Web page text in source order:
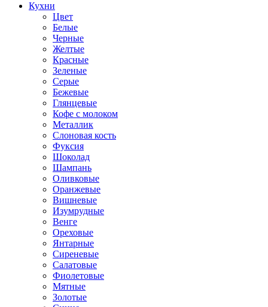
Кухни
Цвет
Белые
Черные
Желтые
Красные
Зеленые
Серые
Бежевые
Глянцевые
Кофе с молоком
Металлик
Слоновая кость
Фуксия
Шоколад
Шампань
Оливковые
Оранжевые
Вишневые
Изумрудные
Венге
Ореховые
Янтарные
Сиреневые
Салатовые
Фиолетовые
Мятные
Золотые